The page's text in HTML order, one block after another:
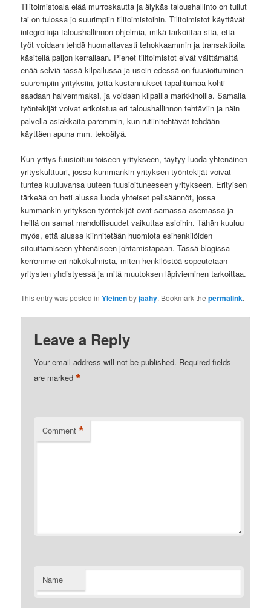
Tilitoimistoala elää murroskautta ja älykäs taloushallinto on tullut
tai on tulossa jo suurimpiin tilitoimistoihin. Tilitoimistot käyttävät
integroituja taloushallinnon ohjelmia, mikä tarkoittaa sitä, että
työt voidaan tehdä huomattavasti tehokkaammin ja transaktioita
käsitellä paljon kerrallaan. Pienet tilitoimistot eivät välttämättä
enää selviä tässä kilpailussa ja usein edessä on fuusioituminen
suurempiin yrityksiin, jotta kustannukset tapahtumaa kohti
saadaan halvemmaksi, ja voidaan kilpailla markkinoilla. Samalla
työntekijät voivat erikoistua eri taloushallinnon tehtäviin ja näin
palvella asiakkaita paremmin, kun rutiinitehtävät tehdään
käyttäen apuna mm. tekoälyä.
Kun yritys fuusioituu toiseen yritykseen, täytyy luoda yhtenäinen
yrityskulttuuri, jossa kummankin yrityksen työntekijät voivat
tuntea kuuluvansa uuteen fuusioituneeseen yritykseen. Erityisen
tärkeää on heti alussa luoda yhteiset pelisäännöt, jossa
kummankin yrityksen työntekijät ovat samassa asemassa ja
heillä on samat mahdollisuudet vaikuttaa asioihin. Tähän kuuluu
myös, että alussa kiinnitetään huomiota esihenkilöiden
sitouttamiseen yhtenäiseen johtamistapaan. Tässä blogissa
kerromme eri näkökulmista, miten henkilöstöä sopeutetaan
yritysten yhdistyessä ja mitä muutoksen läpivieminen tarkoittaa.
This entry was posted inYleinenbyjaahy. Bookmark thepermalink.
Leave a Reply
Your email address will not be published. Required fields
are marked*
Comment *
Name